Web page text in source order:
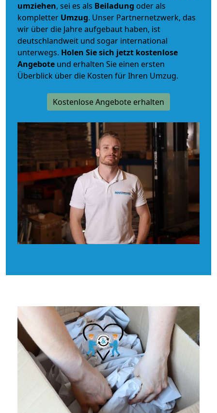
umziehen, sei es als Beiladung oder als
kompletter Umzug. Unser Partnernetzwerk, das
wir über die Jahre aufgebaut haben, ist
deutschlandweit und sogar international
unterwegs. Holen Sie sich jetzt kostenlose
Angebote und erhalten Sie einen ersten
Überblick über die Kosten für Ihren Umzug.
Kostenlose Angebote erhalten